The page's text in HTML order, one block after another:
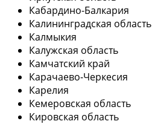
Кабардино-Балкария
Калининградская область
Калмыкия
Калужская область
Камчатский край
Карачаево-Черкесия
Карелия
Кемеровская область
Кировская область